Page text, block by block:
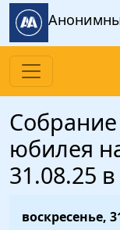
Перейти к
юбилея
31.08.25
воскресенье,